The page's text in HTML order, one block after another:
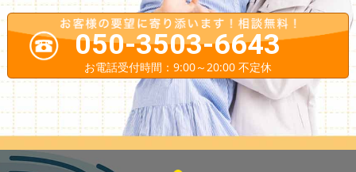
050-3503-6643
お電話受付時間：9:00～20:00 不定休